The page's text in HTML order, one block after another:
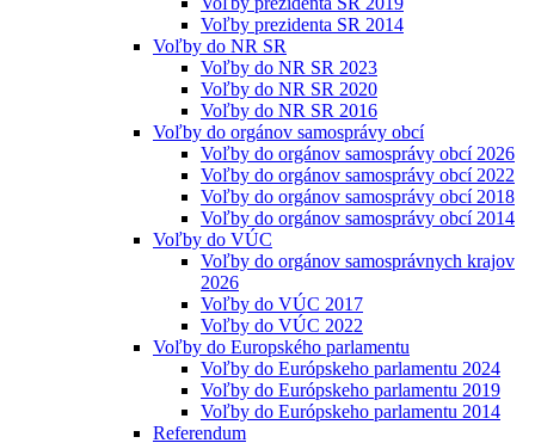
Voľby prezidenta SR 2014
Voľby do NR SR
Voľby do NR SR 2023
Voľby do NR SR 2020
Voľby do NR SR 2016
Voľby do orgánov samosprávy obcí
Voľby do orgánov samosprávy obcí 2026
Voľby do orgánov samosprávy obcí 2022
Voľby do orgánov samosprávy obcí 2018
Voľby do orgánov samosprávy obcí 2014
Voľby do VÚC
Voľby do orgánov samosprávnych krajov
2026
Voľby do VÚC 2017
Voľby do VÚC 2022
Voľby do Europského parlamentu
Voľby do Európskeho parlamentu 2024
Voľby do Európskeho parlamentu 2019
Voľby do Európskeho parlamentu 2014
Referendum